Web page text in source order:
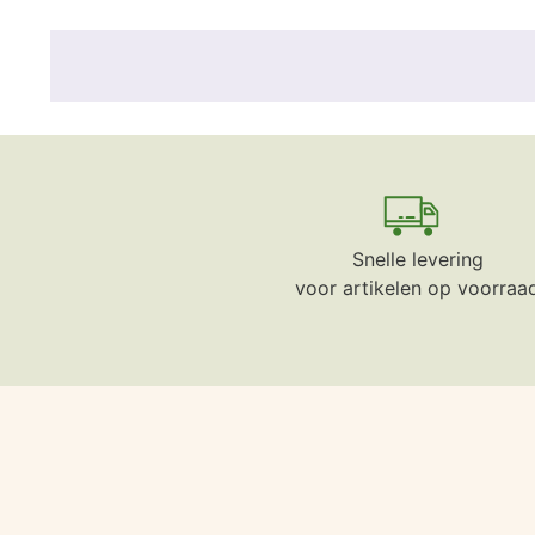
Snelle levering
voor artikelen op